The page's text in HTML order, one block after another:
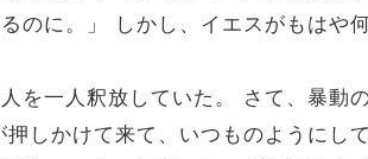
のに。」
しかし、イエスがもはや
を一人釈放していた。
さて、暴動
押しかけて来て、いつものようにし